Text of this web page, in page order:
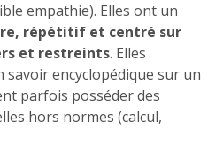
empathie). Elles ont un
répétitif et centré sur
et restreints. Elles
encyclopédique sur un
parfois posséder des
hors normes (calcul,